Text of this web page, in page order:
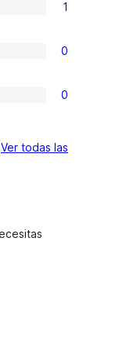
1
0
0
Ver todas las